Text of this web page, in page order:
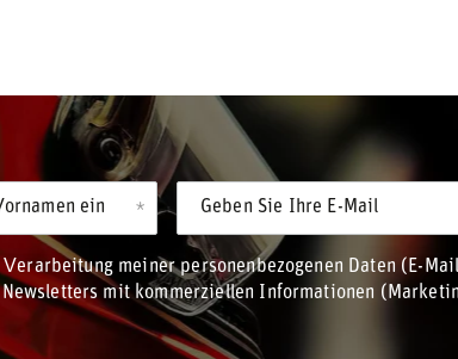
ein Geben Sie Ihre E-Mail
meiner personenbezogenen Daten (E-
Newsletters mit kommerziellen Informationen